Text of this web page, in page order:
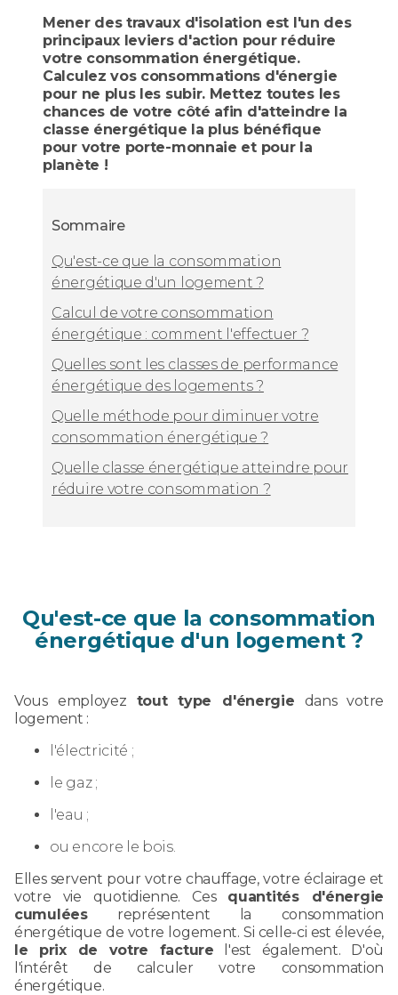
Mener des travaux d'isolation est l'un des
principaux leviers d'action pour réduire
votre consommation énergétique.
Calculez vos consommations d'énergie
pour ne plus les subir. Mettez toutes les
chances de votre côté afin d'atteindre la
classe énergétique la plus bénéfique
pour votre porte-monnaie et pour la
planète !
Sommaire
Qu'est-ce que la consommation
énergétique d'un logement ?
Calcul de votre consommation
énergétique : comment l'effectuer ?
Quelles sont les classes de performance
énergétique des logements ?
Quelle méthode pour diminuer votre
consommation énergétique ?
Quelle classe énergétique atteindre pour
réduire votre consommation ?
Qu'est-ce que la consommation
énergétique d'un logement ?
Vous employez tout type d'énergie dans votre
logement :
l'électricité ;
le gaz ;
l'eau ;
ou encore le bois.
Elles servent pour votre chauffage, votre éclairage et
votre vie quotidienne. Ces quantités d'énergie
cumuléesreprésentent la consommation
énergétique de votre logement. Si celle-ci est élevée,
le prix de votre facture l'est également. D'où
l'intérêt de calculer votre consommation
énergétique.